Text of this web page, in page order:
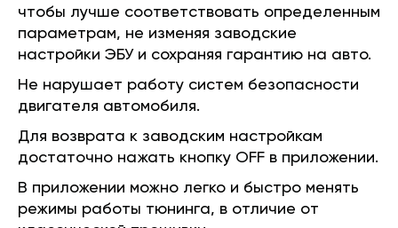
чтобы лучше соответствовать определенным
параметрам, не изменяя заводские
настройки ЭБУ и сохраняя гарантию на авто.
Не нарушает работу систем безопасности
двигателя автомобиля.
Для возврата к заводским настройкам
достаточно нажать кнопку OFF в приложении.
В приложении можно легко и быстро менять
режимы работы тюнинга, в отличие от